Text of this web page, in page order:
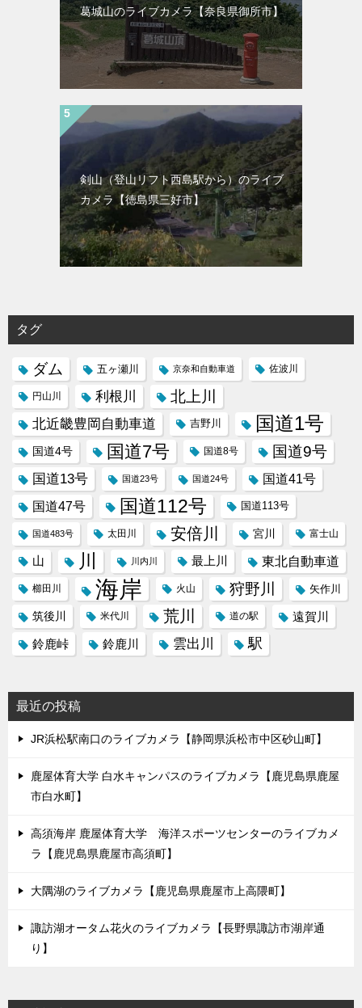
葛城山のライブカメラ【奈良県御所市】
剣山（登山リフト西島駅から）のライブ
カメラ【徳島県三好市】
タグ
ダム 五ヶ瀬川 京奈和自動車道 佐波川
円山川 利根川 北上川
北近畿豊岡自動車道 吉野川 国道1号
国道4号 国道7号 国道8号 国道9号
国道13号 国道23号 国道24号 国道41号
国道47号 国道112号 国道113号
国道483号 太田川 安倍川 宮川 富士山
山 川 川内川 最上川 東北自動車道
櫛田川 海岸 火山 狩野川 矢作川
筑後川 米代川 荒川 道の駅
遠賀川
鈴鹿峠
鈴鹿川 雲出川 駅
最近の投稿
JR浜松駅南口のライブカメラ【静岡県浜松市中区砂山町】
鹿屋体育大学 白水キャンパスのライブカメラ【鹿児島県鹿屋
市白水町】
高須海岸 鹿屋体育大学 海洋スポーツセンターのライブカメ
ラ【鹿児島県鹿屋市高須町】
大隅湖のライブカメラ【鹿児島県鹿屋市上高隈町】
諏訪湖オータム花火のライブカメラ【長野県諏訪市湖岸通
り】